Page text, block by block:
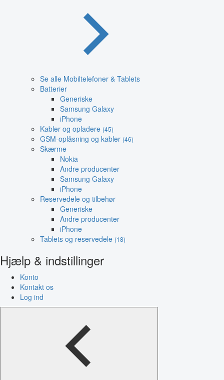
Se alle Mobiltelefoner & Tablets
Batterier
Generiske
Samsung Galaxy
iPhone
Kabler og opladere (45)
GSM-oplåsning og kabler (46)
Skærme
Nokia
Andre producenter
Samsung Galaxy
iPhone
Reservedele og tilbehør
Generiske
Andre producenter
iPhone
Tablets og reservedele (18)
Hjælp & indstillinger
Konto
Kontakt os
Log ind